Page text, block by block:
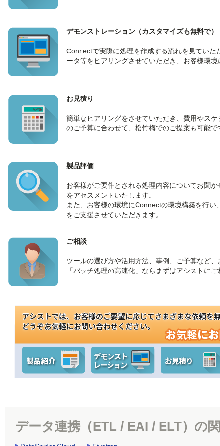
デモンストレーション（カスタマイズも無料で）
Connectで実際に処理を作成する流れを見てい
ータ等をヒアリングさせていただき、お客様環
お見積り
簡単なヒアリングをさせていただき、費用やス
のご予算に合わせて、松竹梅でのご提案も可能で
製品評価
お客様がご要件とされる処理内容についてお聞
をアセスメントいたします。
また、お客様の環境にConnectの環境構築を行
をご支援させていただきます。
ご相談
ツールの選び方や活用方法、事例、ご予算など
「バッチ処理の高速化」ならまずはアシストに
データ連携（ETL / EAI / ELT）の